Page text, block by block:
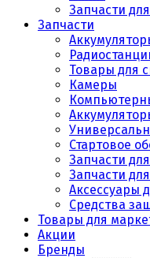
Запчасти
Запчасти
Товары для
Камеры
Стартовое
Запчасти
Запчасти
Аксессуары
Средства
Товары для
Акции
Бренды